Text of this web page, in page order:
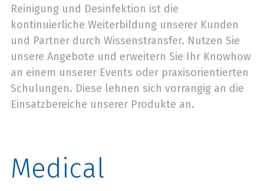
Reinigung und Desinfektion ist die
kontinuierliche Weiterbildung unserer Kunden
und Partner durch Wissenstransfer. Nutzen Sie
unsere Angebote und erweitern Sie Ihr Knowhow
an einem unserer Events oder praxisorientierten
Schulungen. Diese lehnen sich vorrangig an die
Einsatzbereiche unserer Produkte an.
Medical